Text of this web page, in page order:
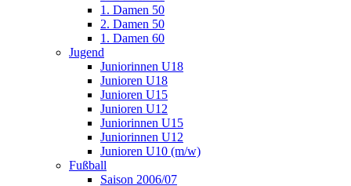
1. Damen 50
2. Damen 50
1. Damen 60
Jugend
Juniorinnen U18
Junioren U18
Junioren U15
Junioren U12
Juniorinnen U15
Juniorinnen U12
Junioren U10 (m/w)
Fußball
Saison 2006/07